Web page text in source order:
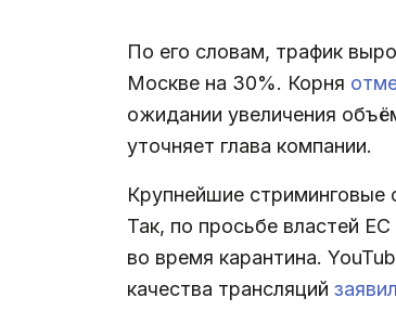
По его словам, трафик
Москве на 30%. Корня
ожидании увеличения
уточняет глава компании.
Крупнейшие стриминговые
Так, по просьбе властей
во время карантина.
качества трансляций